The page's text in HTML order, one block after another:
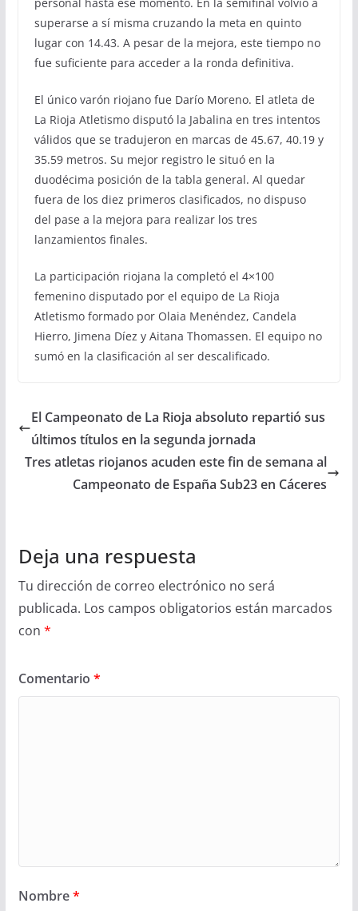
superarse a sí misma cruzando la meta en quinto
lugar con 14.43. A pesar de la mejora, este tiempo no
fue suficiente para acceder a la ronda definitiva.
El único varón riojano fue Darío Moreno. El atleta de
La Rioja Atletismo disputó la Jabalina en tres intentos
válidos que se tradujeron en marcas de 45.67, 40.19 y
35.59 metros. Su mejor registro le situó en la
duodécima posición de la tabla general. Al quedar
fuera de los diez primeros clasificados, no dispuso
del pase a la mejora para realizar los tres
lanzamientos finales.
La participación riojana la completó el 4×100
femenino disputado por el equipo de La Rioja
Atletismo formado por Olaia Menéndez, Candela
Hierro, Jimena Díez y Aitana Thomassen. El equipo no
sumó en la clasificación al ser descalificado.
El Campeonato de La Rioja absoluto repartió sus
últimos títulos en la segunda jornada
Tres atletas riojanos acuden este fin de semana al
Campeonato de España Sub23 en Cáceres
Deja una respuesta
Tu dirección de correo electrónico no será
publicada. Los campos obligatorios están marcados
con *
Comentario *
Nombre*